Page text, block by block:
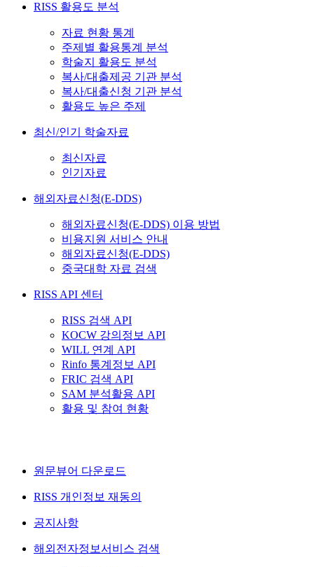
RISS 활용도 분석
자료 현황 통계
주제별 활용통계 분석
학술지 활용도 분석
복사/대출제공 기관 분석
복사/대출신청 기관 분석
활용도 높은 주제
최신/인기 학술자료
최신자료
인기자료
해외자료신청(E-DDS)
해외자료신청(E-DDS) 이용 방법
비용지원 서비스 안내
해외자료신청(E-DDS)
중국대학 자료 검색
RISS API 센터
RISS 검색 API
KOCW 강의정보 API
WILL 연계 API
Rinfo 통계정보 API
FRIC 검색 API
SAM 분석활용 API
활용 및 참여 현황
원문뷰어 다운로드
RISS 개인정보 재동의
공지사항
해외전자정보서비스 검색